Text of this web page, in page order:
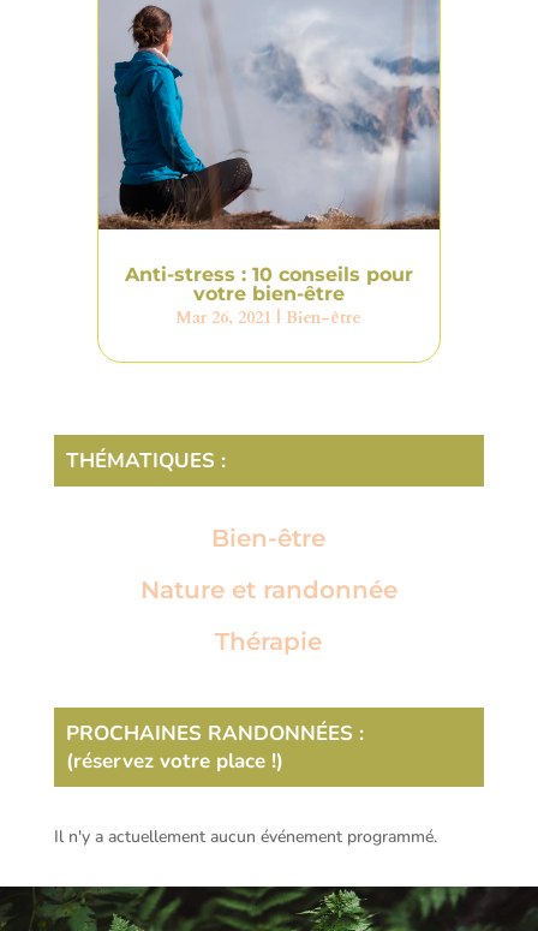
Anti-stress : 10 conseils pour
votre bien-être
Mar 26, 2021 |Bien-être
THÉMATIQUES :
Bien-être
Nature et randonnée
Thérapie
PROCHAINES RANDONNÉES :
(réservez votre place !)
Il n'y a actuellement aucun événement programmé.